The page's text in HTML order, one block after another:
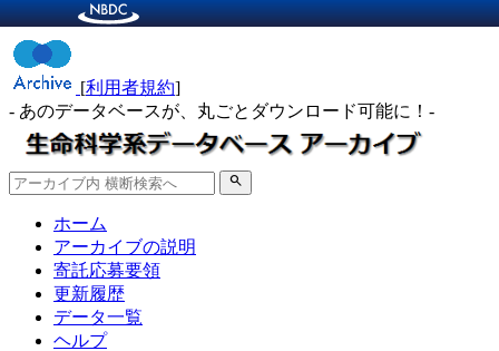
[利用者規約]
- あのデータベースが、丸ごとダウンロード可能に！-
search
ホーム
アーカイブの説明
寄託応募要領
更新履歴
データ一覧
ヘルプ